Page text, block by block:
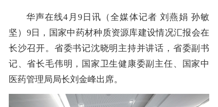
华声在线4月9日讯（全媒体记者 刘燕娟 孙敏
坚）9日，国家中药材种质资源库建设情况汇报会在
长沙召开。省委书记沈晓明主持并讲话，省委副书
记、省长毛伟明，国家卫生健康委副主任、国家中
医药管理局局长刘金峰出席。